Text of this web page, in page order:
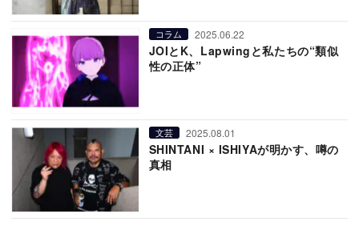
コラム 2025.06.22
JOIとK、Lapwingと私たちの“類似
性の正体”
文芸 2025.08.01
SHINTANI × ISHIYAが明かす、噂の
真相